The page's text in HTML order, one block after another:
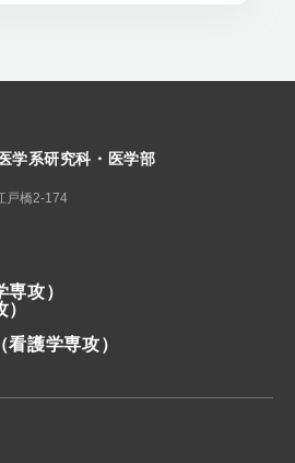
学系研究科・医学部
戸橋2-174
専攻）
（看護学専攻）